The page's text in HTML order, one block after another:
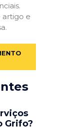
artigo e
Grifo?